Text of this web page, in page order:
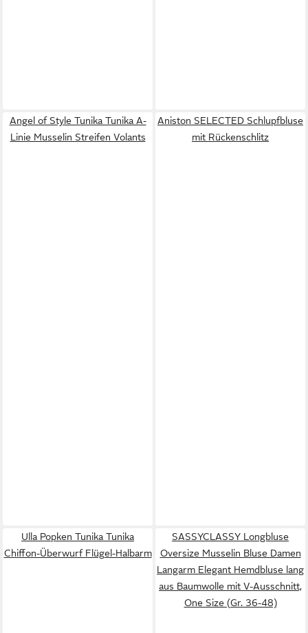
Angel of Style Tunika Tunika A-
Linie Musselin Streifen Volants
Aniston SELECTED Schlupfbluse
mit Rückenschlitz
Ulla Popken Tunika Tunika
Chiffon-Überwurf Flügel-Halbarm
SASSYCLASSY Longbluse
Oversize Musselin Bluse Damen
Langarm Elegant Hemdbluse lang
aus Baumwolle mit V-Ausschnitt,
One Size (Gr. 36-48)